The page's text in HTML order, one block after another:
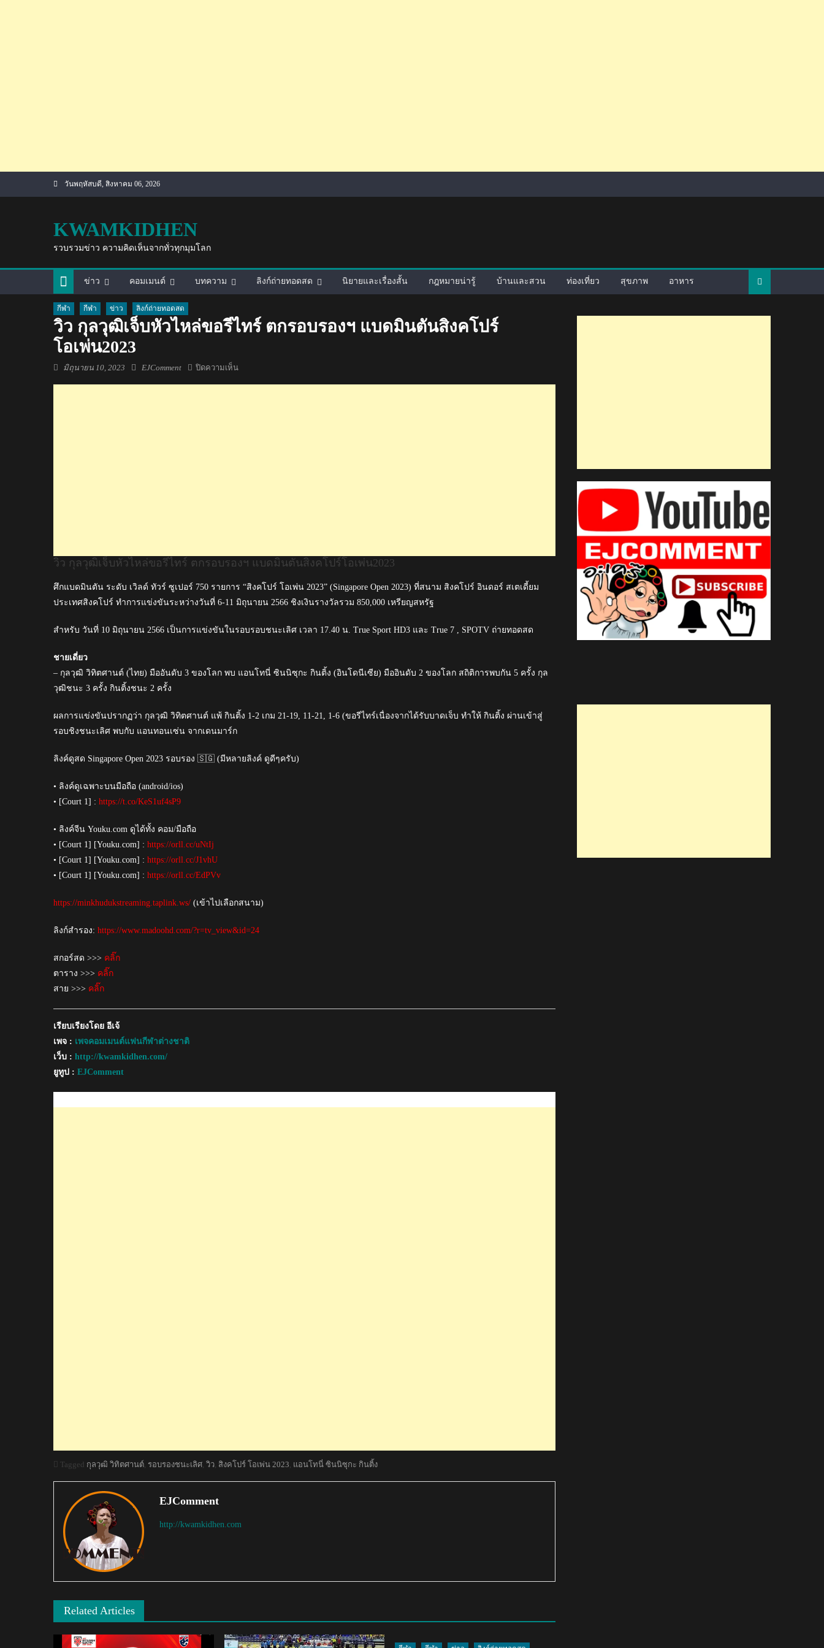
วันพฤหัสบดี, สิงหาคม 06, 2026
KWAMKIDHEN
รวบรวมข่าว ความคิดเห็นจากทั่วทุกมุมโลก
ข่าว คอมเมนต์ บทความ ลิงก์ถ่ายทอดสด นิยายและเรื่องสั้น กฎหมายน่ารู้ บ้านและสวน ท่องเที่ยว สุขภาพ อาหาร
กีฬา กีฬา ข่าว ลิงก์ถ่ายทอดสด
วิว กุลวุฒิเจ็บหัวไหล่ขอรีไทร์ ตกรอบรองฯ แบดมินตันสิงคโปร์
โอเพ่น2023
Posted
มิถุนายน 10, 2023 Author
EJComment ปิดความเห็น
สิงคโปร์
วิว กุลวุฒิเจ็บหัวไหล่ขอรีไทร์ ตกรอบรองฯ แบดมินตันสิงคโปร์โอเพ่น2023
ศึกแบดมินตัน ระดับ เวิลด์ ทัวร์ ซูเปอร์ 750 รายการ “สิงคโปร์ โอเพ่น 2023” (Singapore Open 2023) ที่สนาม สิงคโปร์ อินดอร์ สเตเดี้ยม
ประเทศสิงคโปร์ ทำการแข่งขันระหว่างวันที่ 6-11 มิถุนายน 2566 ชิงเงินรางวัลรวม 850,000 เหรียญสหรัฐ
สำหรับ วันที่ 10 มิถุนายน 2566 เป็นการแข่งขันในรอบรอบชนะเลิศ เวลา 17.40 น. True Sport HD3 และ True 7 , SPOTV ถ่ายทอดสด
ชายเดี่ยว
– กุลวุฒิ วิทิตศานต์ (ไทย) มืออันดับ 3 ของโลก พบ แอนโทนี่ ซินนิซุกะ กินติ้ง (อินโดนีเซีย) มืออินดับ 2 ของโลก สถิติการพบกัน 5 ครั้ง กุล
วุฒิชนะ 3 ครั้ง กินติ้งชนะ 2 ครั้ง
ผลการแข่งขันปรากฏว่า กุลวุฒิ วิทิตศานต์ แพ้ กินติ้ง 1-2 เกม 21-19, 11-21, 1-6 (ขอรีไทร์เนื่องจากได้รับบาดเจ็บ ทำให้ กินติ้ง ผ่านเข้าสู่
รอบชิงชนะเลิศ พบกับ แอนทอนเซ่น จากเดนมาร์ก
ลิงค์ดูสด Singapore Open 2023 รอบรอง 🇸🇬 (มีหลายลิงค์ ดูดีๆครับ)
• ลิงค์ดูเฉพาะบนมือถือ (android/ios)
• [Court 1] : https://t.co/KeS1uf4sP9
• ลิงค์จีน Youku.com ดูได้ทั้ง คอม/มือถือ
• [Court 1] [Youku.com] : https://orll.cc/uNtIj
• [Court 1] [Youku.com] : https://orll.cc/J1vhU
• [Court 1] [Youku.com] : https://orll.cc/EdPVv
https://minkhudukstreaming.taplink.ws/ (เข้าไปเลือกสนาม)
ลิงก์สำรอง: https://www.madoohd.com/?r=tv_view&id=24
สกอร์สด >>> คลิ๊ก
ตาราง >>> คลิ๊ก
สาย >>> คลิ๊ก
เรียบเรียงโดย อีเจ้
เพจ : เพจคอมเมนต์แฟนกีฬาต่างชาติ
เว็บ : http://kwamkidhen.com/
ยูทูป : EJComment
Tagged กุลวุฒิ วิทิตศานต์, รอบรองชนะเลิศ, วิว, สิงคโปร์ โอเพ่น 2023, แอนโทนี่ ซินนิซุกะ กินติ้ง
EJComment
http://kwamkidhen.com
Related Articles